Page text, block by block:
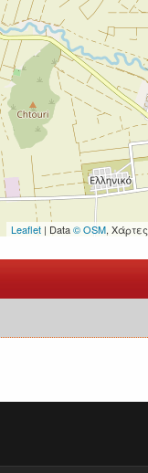
Leaflet | Data© OSM, Χάρτες